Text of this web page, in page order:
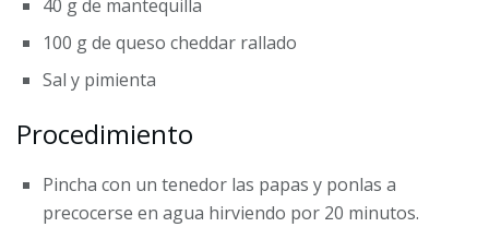
40 g de mantequilla
100 g de queso cheddar rallado
Sal y pimienta
Procedimiento
Pincha con un tenedor las papas y ponlas a
precocerse en agua hirviendo por 20 minutos.